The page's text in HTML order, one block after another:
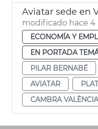
Aviatar sede en
modificado hace 4
ECONOMÍA Y
EN PORTADA
PILAR BERNABÉ
AVIATAR
CAMBRA VALÈNCIA